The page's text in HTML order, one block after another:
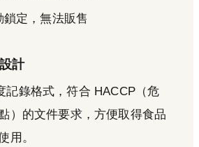
定，無法販售
計
記錄格式，符合 HACCP（危
）的文件要求，方便取得食品
用。